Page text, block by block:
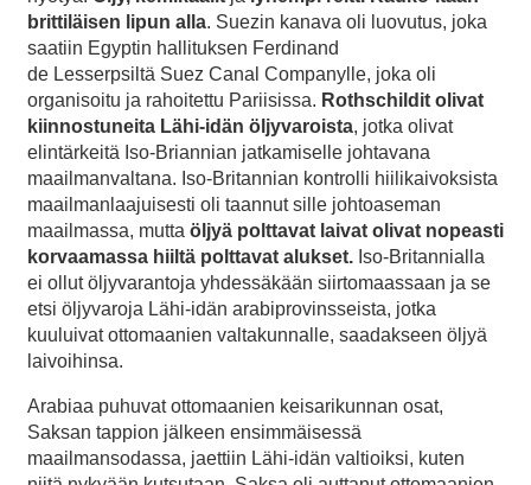
brittiläisen lipun alla. Suezin kanava oli luovutus, joka
saatiin Egyptin hallituksen Ferdinand
de Lesserpsiltä Suez Canal Companylle, joka oli
organisoitu ja rahoitettu Pariisissa. Rothschildit olivat
kiinnostuneita Lähi-idän öljyvaroista, jotka olivat
elintärkeitä Iso-Briannian jatkamiselle johtavana
maailmanvaltana. Iso-Britannian kontrolli hiilikaivoksista
maailmanlaajuisesti oli taannut sille johtoaseman
maailmassa, mutta öljyä polttavat laivat olivat nopeasti
korvaamassa hiiltä polttavat alukset. Iso-Britannialla
ei ollut öljyvarantoja yhdessäkään siirtomaassaan ja se
etsi öljyvaroja Lähi-idän arabiprovinsseista, jotka
kuuluivat ottomaanien valtakunnalle, saadakseen öljyä
laivoihinsa.
Arabiaa puhuvat ottomaanien keisarikunnan osat,
Saksan tappion jälkeen ensimmäisessä
maailmansodassa, jaettiin Lähi-idän valtioiksi, kuten